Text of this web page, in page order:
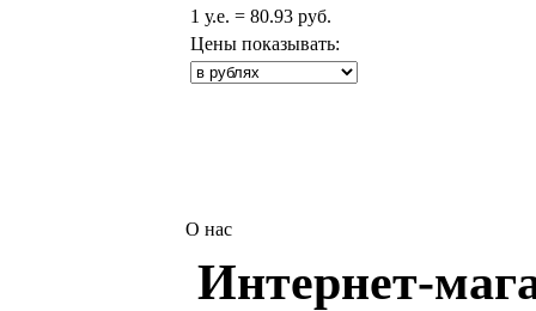
1 у.е. = 80.93 руб.
Цены показывать:
О нас
Интернет-